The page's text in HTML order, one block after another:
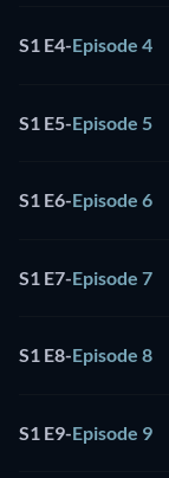
S1 E4-Episode 4
S1 E5-Episode 5
S1 E6-Episode 6
S1 E7-Episode 7
S1 E8-Episode 8
S1 E9-Episode 9